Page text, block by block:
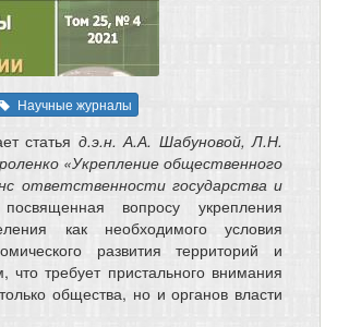
Научные журналы
статья д.э.н. А.А. Шабуновой, Л.Н.
«Укрепление общественного
ответственности государства и
вопросу укрепления
как необходимого условия
развития территорий и
что требует пристального внимания
общества, но и органов власти